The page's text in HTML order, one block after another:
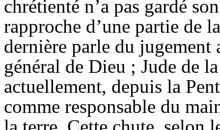
chrétienté n’a pas gardé
rapproche d’une partie de
dernière parle du jugement
général de Dieu ; Jude de
actuellement, depuis la
comme responsable du